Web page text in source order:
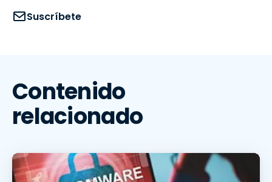
Suscríbete
Contenido
relacionado